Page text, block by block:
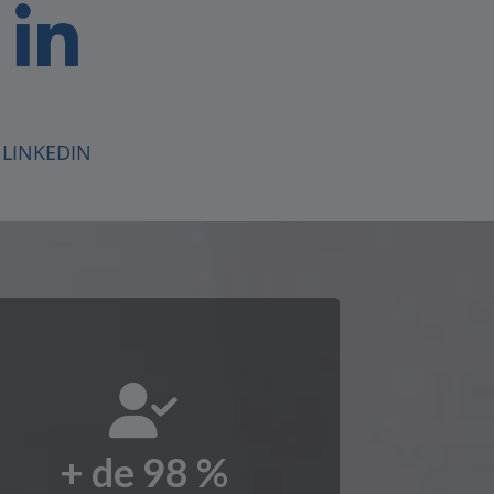
LINKEDIN
+ de 98 %